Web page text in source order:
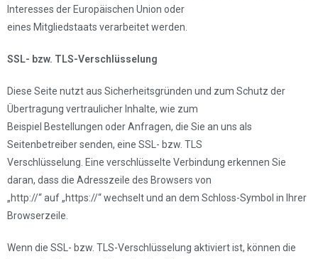
Interesses der Europäischen Union oder
eines Mitgliedstaats verarbeitet werden.
SSL- bzw. TLS-Verschlüsselung
Diese Seite nutzt aus Sicherheitsgründen und zum Schutz der
Übertragung vertraulicher Inhalte, wie zum
Beispiel Bestellungen oder Anfragen, die Sie an uns als
Seitenbetreiber senden, eine SSL- bzw. TLS
Verschlüsselung. Eine verschlüsselte Verbindung erkennen Sie
daran, dass die Adresszeile des Browsers von
„http://“ auf „https://“ wechselt und an dem Schloss-Symbol in Ihrer
Browserzeile.
Wenn die SSL- bzw. TLS-Verschlüsselung aktiviert ist, können die